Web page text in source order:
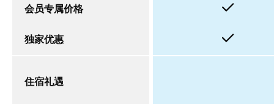
会员专属价格
独家优惠
住宿礼遇